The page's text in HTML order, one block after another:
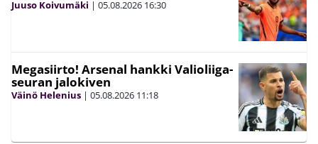
Juuso Koivumäki | 05.08.2026 16:30
Megasiirto! Arsenal hankki Valioliiga-
seuran jalokiven
Väinö Helenius | 05.08.2026 11:18